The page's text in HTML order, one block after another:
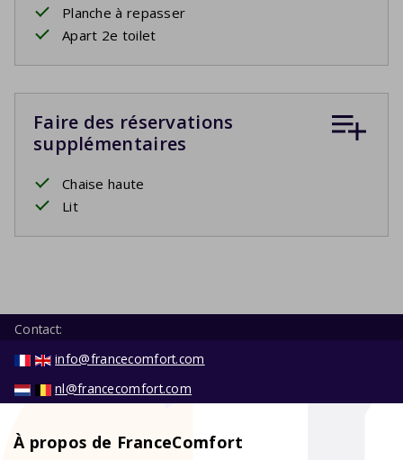
Planche à repasser
Apart 2e toilet
Faire des réservations
supplémentaires
Chaise haute
Lit
Contact:
info@francecomfort.com
nl@francecomfort.com
À propos de FranceComfort